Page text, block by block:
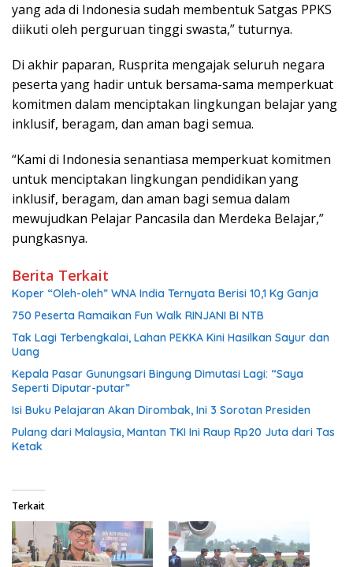
yang ada di Indonesia sudah membentuk Satgas PPKS
diikuti oleh perguruan tinggi swasta,” tuturnya.
Di akhir paparan, Rusprita mengajak seluruh negara
peserta yang hadir untuk bersama-sama memperkuat
komitmen dalam menciptakan lingkungan belajar yang
inklusif, beragam, dan aman bagi semua.
“Kami di Indonesia senantiasa memperkuat komitmen
untuk menciptakan lingkungan pendidikan yang
inklusif, beragam, dan aman bagi semua dalam
mewujudkan Pelajar Pancasila dan Merdeka Belajar,”
pungkasnya.
Berita Terkait
Koper “Oleh-oleh” WNA India Ternyata Berisi 10,1 Kg Ganja
750 Peserta Ramaikan Fun Walk RINJANI BI NTB
Tak Lagi Terbengkalai, Lahan PEKKA Kini Hasilkan Sayur dan
Uang
Kepala Pasar Gunungsari Bingung Dimutasi Lagi: “Saya
Seperti Diputar-putar”
Isi Buku Pelajaran Akan Dirombak, Ini 3 Sorotan Presiden
Pulang dari Malaysia, Mantan TKI Ini Raup Rp20 Juta dari Tas
Ketak
Terkait